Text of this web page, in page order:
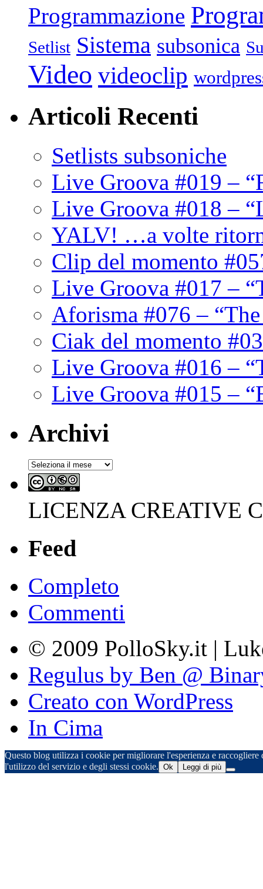
Programmazione
Setlist Sistema subsonica
Video videoclip
Articoli Recenti
Setlists subsoniche
Live Groova #019 –
Live Groova #018 –
YALV! …a volte
Clip del momento
Live Groova #017 –
Aforisma #076 –
Ciak del momento
Live Groova #016 –
Live Groova #015 –
Archivi
Archivi
LICENZA CREATIVE
Feed
Completo
Commenti
© 2009 PolloSky.it |
Regulus by Ben @
Creato con WordPress
In Cima
Questo blog utilizza i cookie per migliorare l'esperienza e
l'utilizzo del servizio e degli stessi cookie. Ok Leggi di più